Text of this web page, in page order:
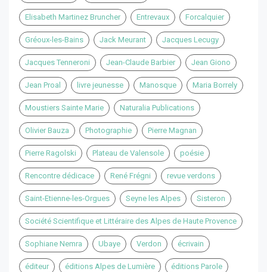
Elisabeth Martinez Bruncher Entrevaux Forcalquier
Gréoux-les-Bains Jack Meurant Jacques Lecugy
Jacques Tenneroni Jean-Claude Barbier Jean Giono
Jean Proal livre jeunesse Manosque Maria Borrely
Moustiers Sainte Marie Naturalia Publications
Olivier Bauza Photographie Pierre Magnan
Pierre Ragolski Plateau de Valensole poésie
Rencontre dédicace René Frégni revue verdons
Saint-Etienne-les-Orgues Seyne les Alpes Sisteron
Société Scientifique et Littéraire des Alpes de Haute Provence
Sophiane Nemra Ubaye Verdon écrivain
éditeur éditions Alpes de Lumière éditions Parole